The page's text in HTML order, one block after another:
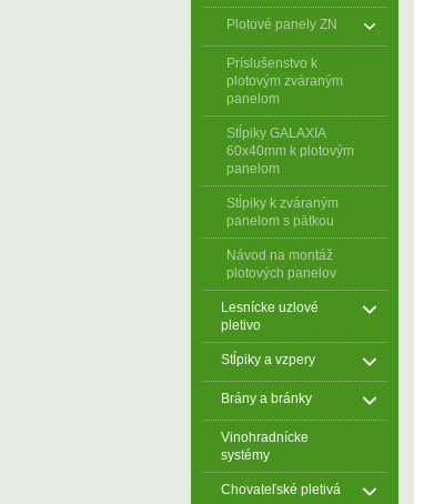
Plotové panely ZN
Príslušenstvo k
plotovým zváraným
panelom
Stĺpiky GALAXIA
60x40mm k plotovým
panelom
Stĺpiky k zváraným
panelom s pätkou
Návod na montáž
plotových panelov
Lesnícke uzlové
pletivo
Stĺpiky a vzpery
Brány a bránky
Vinohradnícke
systémy
Chovateľské pletivá